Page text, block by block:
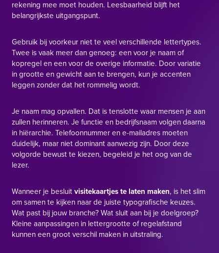
rekening mee moet houden. Leesbaarheid blijft het
belangrijkste uitgangspunt.
Gebruik bij voorkeur niet te veel verschillende lettertypes.
Twee is vaak meer dan genoeg: een voor je naam of
kopregel en een voor de overige informatie. Door variatie
in grootte en gewicht aan te brengen, kun je accenten
leggen zonder dat het rommelig wordt.
Je naam mag opvallen. Dat is tenslotte waar mensen je aan
zullen herinneren. Je functie en bedrijfsnaam volgen daarna
in hiërarchie. Telefoonnummer en e-mailadres moeten
duidelijk, maar niet dominant aanwezig zijn. Door deze
volgorde bewust te kiezen, begeleid je het oog van de
lezer.
Wanneer je besluit visitekaartjes te laten maken, is het slim
om samen te kijken naar de juiste typografische keuzes.
Wat past bij jouw branche? Wat sluit aan bij je doelgroep?
Kleine aanpassingen in lettergrootte of regelafstand
kunnen een groot verschil maken in uitstraling.